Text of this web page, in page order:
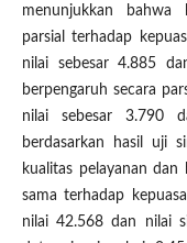
menunjukkan bahwa
parsial terhadap
nilai sebesar 4.885
berpengaruh secara
nilai sebesar 3.790
berdasarkan hasil uji
kualitas pelayanan dan
sama terhadap
nilai 42.568 dan nilai